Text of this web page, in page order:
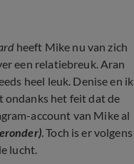
heeft Mike nu van zich
een relatiebreuk. Aran
heel leuk. Denise en ik
ondanks het feit dat de
account van Mike al
. Toch is er volgens
lucht.